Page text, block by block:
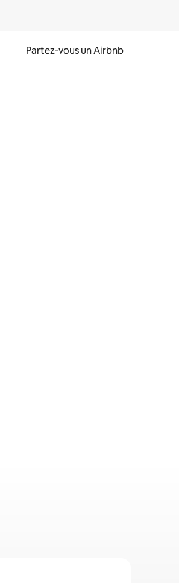
Partez-vous un Airbnb